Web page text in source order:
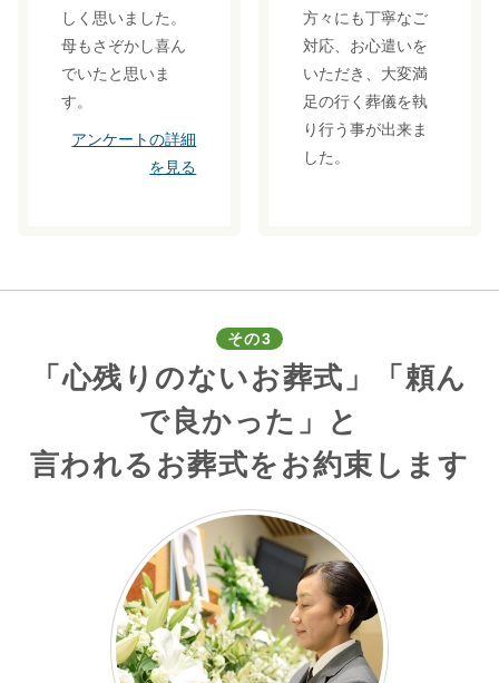
しく思いました。
母もさぞかし喜ん
でいたと思いま
す。
アンケートの詳細
を見る
方々にも丁寧なご
対応、お心遣いを
いただき、大変満
足の行く葬儀を執
り行う事が出来ま
した。
その3
「心残りのないお葬式」「頼ん
で良かった」と
言われるお葬式をお約束します